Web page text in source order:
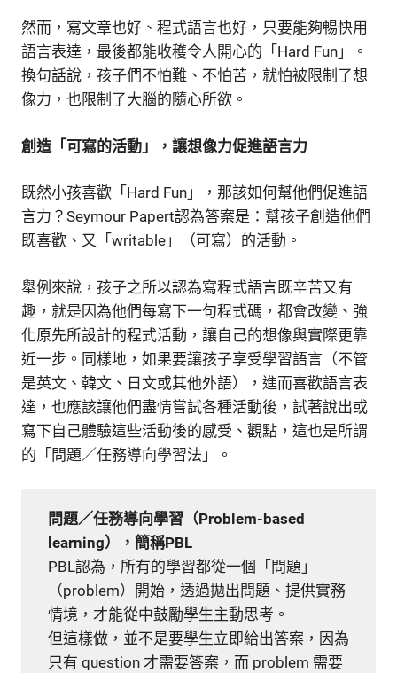
然而，寫文章也好、程式語言也好，只要能夠暢快用
語言表達，最後都能收穫令人開心的「Hard Fun」。
換句話說，孩子們不怕難、不怕苦，就怕被限制了想
像力，也限制了大腦的隨心所欲。
創造「可寫的活動」，讓想像力促進語言力
既然小孩喜歡「Hard Fun」，那該如何幫他們促進語
言力？Seymour Papert認為答案是：幫孩子創造他們
既喜歡、又「writable」（可寫）的活動。
舉例來說，孩子之所以認為寫程式語言既辛苦又有
趣，就是因為他們每寫下一句程式碼，都會改變、強
化原先所設計的程式活動，讓自己的想像與實際更靠
近一步。同樣地，如果要讓孩子享受學習語言（不管
是英文、韓文、日文或其他外語），進而喜歡語言表
達，也應該讓他們盡情嘗試各種活動後，試著說出或
寫下自己體驗這些活動後的感受、觀點，這也是所謂
的「問題／任務導向學習法」。
問題／任務導向學習（Problem-based
learning），簡稱PBL
PBL認為，所有的學習都從一個「問題」
（problem）開始，透過拋出問題、提供實務
情境，才能從中鼓勵學生主動思考。
但這樣做，並不是要學生立即給出答案，因為
只有 question 才需要答案，而 problem 需要